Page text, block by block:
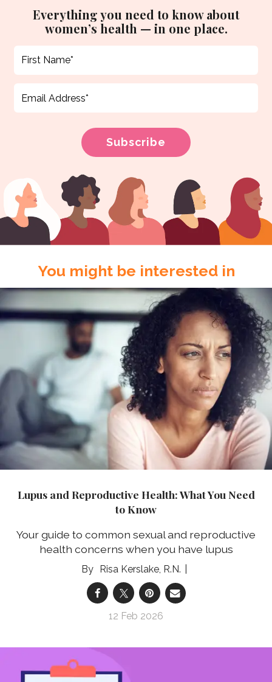
Everything you need to know about
women’s health — in one place.
You might be interested in
Lupus and Reproductive Health: What You Need
to Know
Your guide to common sexual and reproductive
health concerns when you have lupus
Risa Kerslake, R.N.
12 Feb 2026